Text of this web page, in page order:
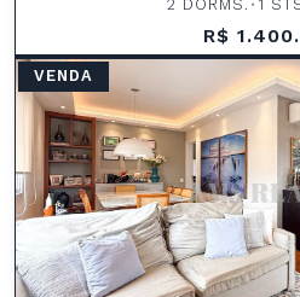
2 DORMS. • 1
R$
VENDA